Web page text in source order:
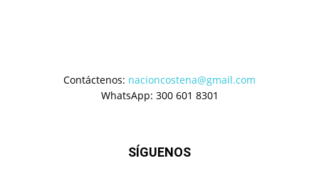
Contáctenos: nacioncostena@gmail.com
WhatsApp: 300 601 8301
SÍGUENOS